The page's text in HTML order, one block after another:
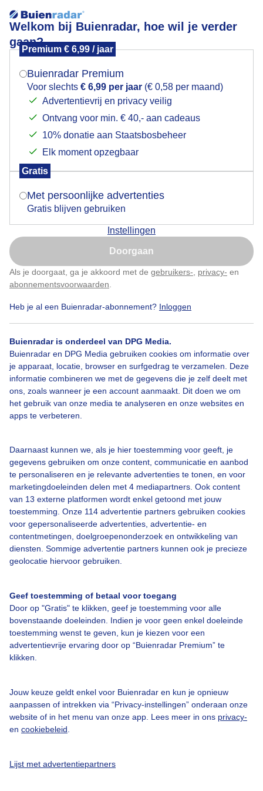
Welkom bij Buienradar, hoe wil je verder
gaan?
Premium € 6,99 / jaar
Buienradar Premium
Voor slechts € 6,99 per jaar (€ 0,58 per maand)
Advertentievrij en privacy veilig
Ontvang voor min. € 40,- aan cadeaus
10% donatie aan Staatsbosbeheer
Elk moment opzegbaar
Gratis
Met persoonlijke advertenties
Gratis blijven gebruiken
Instellingen
Doorgaan
Als je doorgaat, ga je akkoord met de gebruikers- privacy- en
abonnementsvoorwaarden
Heb je al een Buienradar-abonnement? Inloggen
Buienradar is onderdeel van DPG Media.
Buienradar en DPG Media gebruiken cookies om informatie over
je apparaat, locatie, browser en surfgedrag te verzamelen. Deze
informatie combineren we met de gegevens die je zelf deelt met
ons, zoals wanneer je een account aanmaakt. Dit doen we om
het gebruik van onze media te analyseren en onze websites en
apps te verbeteren.
Daarnaast kunnen we, als je hier toestemming voor geeft, je
gegevens gebruiken om onze content, communicatie en aanbod
te personaliseren en je relevante advertenties te tonen, en voor
marketingdoeleinden delen met 4 mediapartners. Ook content
van 13 externe platformen wordt enkel getoond met jouw
toestemming. Onze 114 advertentie partners gebruiken cookies
voor gepersonaliseerde advertenties, advertentie- en
contentmetingen, doelgroepenonderzoek en ontwikkeling van
diensten. Sommige advertentie partners kunnen ook je precieze
geolocatie hiervoor gebruiken.
Geef toestemming of betaal voor toegang
Door op "Gratis" te klikken, geef je toestemming voor alle
bovenstaande doeleinden. Indien je voor geen enkel doeleinde
toestemming wenst te geven, kun je kiezen voor een
advertentievrije ervaring door op “Buienradar Premium” te
klikken.
Jouw keuze geldt enkel voor Buienradar en kun je opnieuw
aanpassen of intrekken via “Privacy-instellingen” onderaan onze
website of in het menu van onze app. Lees meer in ons privacy-
en cookiebeleid
Lijst met advertentiepartners
Fraaie zonnige zomerdag
Door: ria brasser
Vestingstadje
Bekijk slideshow
Een moment geduld aub...
Over Buienradar
Bedrijfsgegevens
Veelgestelde vragen
Contact
Toegankelijkheid
Adverteren
Buienradar Team
Mogen we je locatie gebruiken voor het
Indien je hier nog geen akkoord op hebt gegeven,
verschijnt er zo een pop-up uit je browser waarin
Is goed, toon de popup
Nu niet, misschien later
Klik hierom dit aan te passen